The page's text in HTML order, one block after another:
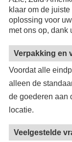
klaar om de
oplossing voor
met ons op, dank
Verpakking en
Voordat alle
alleen de
de goederen aan
locatie.
Veelgestelde